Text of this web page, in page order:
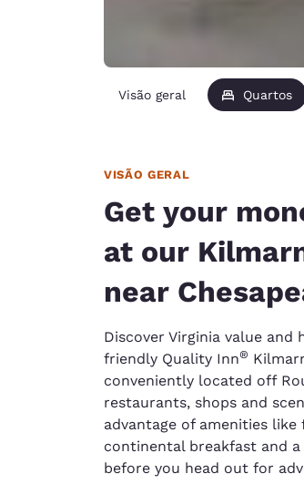
Visão geral Quartos
VISÃO GERAL
Get your
at our
near
Discover Virginia value
friendly Quality Inn®
conveniently located off
restaurants, shops and
advantage of amenities like
continental breakfast and
before you head out for